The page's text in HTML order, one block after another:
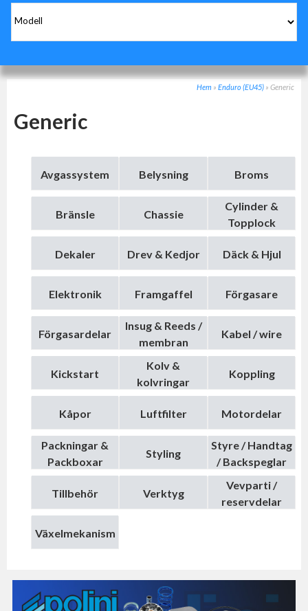
Hem » Enduro (EU45) » Generic
Generic
Avgassystem Belysning Broms
Bränsle Chassie
Cylinder &
Topplock
Dekaler Drev & Kedjor Däck & Hjul
Elektronik Framgaffel Förgasare
Förgasardelar
Insug & Reeds /
membran
Kabel / wire
Kickstart
Kolv &
kolvringar
Koppling
Kåpor Luftfilter Motordelar
Packningar &
Packboxar
Styling
Styre / Handtag
/ Backspeglar
Tillbehör Verktyg
Vevparti /
reservdelar
Växelmekanism